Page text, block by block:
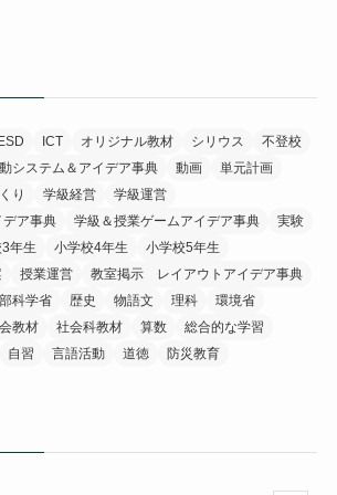
ESD ICT オリジナル教材 シリウス
不登校
システム＆アイデア事典 動画
単元計画
り 学級経営
学級運営
ア事典
学級＆授業ゲームアイデア事典
実験
年生 小学校4年生
小学校5年生
授業運営
教室掲示 レイアウトアイデア事典
科学省 歴史 物語文 理科
環境省
教材 社会科教材 算数
総合的な学習
自習 言語活動 道徳 防災教育